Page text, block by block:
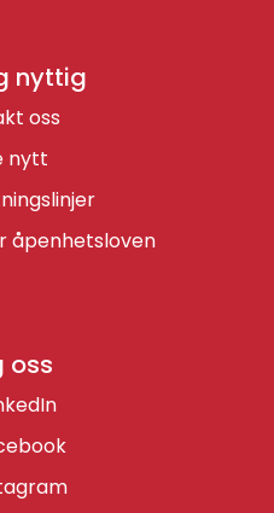
nyttig
oss
nytt
åpenhetsloven
oss